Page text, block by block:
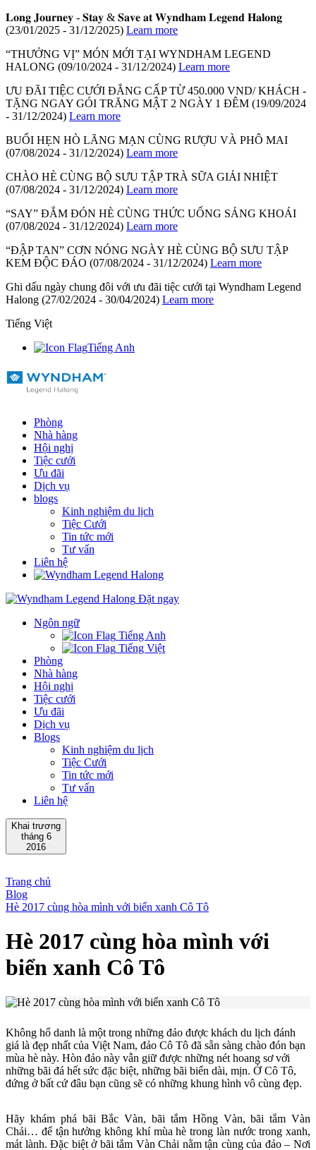
𝐋𝐨𝐧𝐠 𝐉𝐨𝐮𝐫𝐧𝐞𝐲 - 𝐒𝐭𝐚𝐲 & 𝐒𝐚𝐯𝐞 𝐚𝐭 𝐖𝐲𝐧𝐝𝐡𝐚𝐦 𝐋𝐞𝐠𝐞𝐧𝐝 𝐇𝐚𝐥𝐨𝐧𝐠
(23/01/2025 - 31/12/2025) Learn more
“THƯỞNG VỊ” MÓN MỚI TẠI WYNDHAM LEGEND
HALONG (09/10/2024 - 31/12/2024) Learn more
ƯU ĐÃI TIỆC CƯỚI ĐẲNG CẤP TỪ 450.000 VND/ KHÁCH -
TẶNG NGAY GÓI TRĂNG MẬT 2 NGÀY 1 ĐÊM (19/09/2024
- 31/12/2024) Learn more
BUỔI HẸN HÒ LÃNG MẠN CÙNG RƯỢU VÀ PHÔ MAI
(07/08/2024 - 31/12/2024) Learn more
CHÀO HÈ CÙNG BỘ SƯU TẬP TRÀ SỮA GIẢI NHIỆT
(07/08/2024 - 31/12/2024) Learn more
“SAY” ĐẮM ĐÓN HÈ CÙNG THỨC UỐNG SẢNG KHOÁI
(07/08/2024 - 31/12/2024) Learn more
“ĐẬP TAN” CƠN NÓNG NGÀY HÈ CÙNG BỘ SƯU TẬP
KEM ĐỘC ĐÁO (07/08/2024 - 31/12/2024) Learn more
Ghi dấu ngày chung đôi với ưu đãi tiệc cưới tại Wyndham Legend
Halong (27/02/2024 - 30/04/2024) Learn more
Tiếng Việt
Tiếng Anh
Phòng
Nhà hàng
Hội nghị
Tiệc cưới
Ưu đãi
Dịch vụ
blogs
Kinh nghiệm du lịch
Tiệc Cưới
Tin tức mới
Tư vấn
Liên hệ
Đặt ngay
Ngôn ngữ
Tiếng Anh
Tiếng Việt
Phòng
Nhà hàng
Hội nghị
Tiệc cưới
Ưu đãi
Dịch vụ
Blogs
Kinh nghiệm du lịch
Tiệc Cưới
Tin tức mới
Tư vấn
Liên hệ
Khai trương
tháng 6
2016
Trang chủ
Blog
Hè 2017 cùng hòa mình với biển xanh Cô Tô
Hè 2017 cùng hòa mình với
biển xanh Cô Tô
Không hổ danh là một trong những đảo được khách du lịch đánh
giá là đẹp nhất của Việt Nam, đảo Cô Tô đã sẵn sàng chào đón bạn
mùa hè này. Hòn đảo này vẫn giữ được những nét hoang sơ với
những bãi đá hết sức đặc biệt, những bãi biển dài, mịn. Ở Cô Tô,
đứng ở bất cứ đâu bạn cũng sẽ có những khung hình vô cùng đẹp.
Hãy khám phá bãi Bắc Vàn, bãi tắm Hồng Vàn, bãi tắm Vàn
Chải… để tận hưởng không khí mùa hè trong làn nước trong xanh,
mát lành. Đặc biệt ở bãi tắm Vàn Chải nằm tận cùng của đảo – Nơi